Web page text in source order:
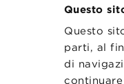
Questo
Questo
parti, al
di